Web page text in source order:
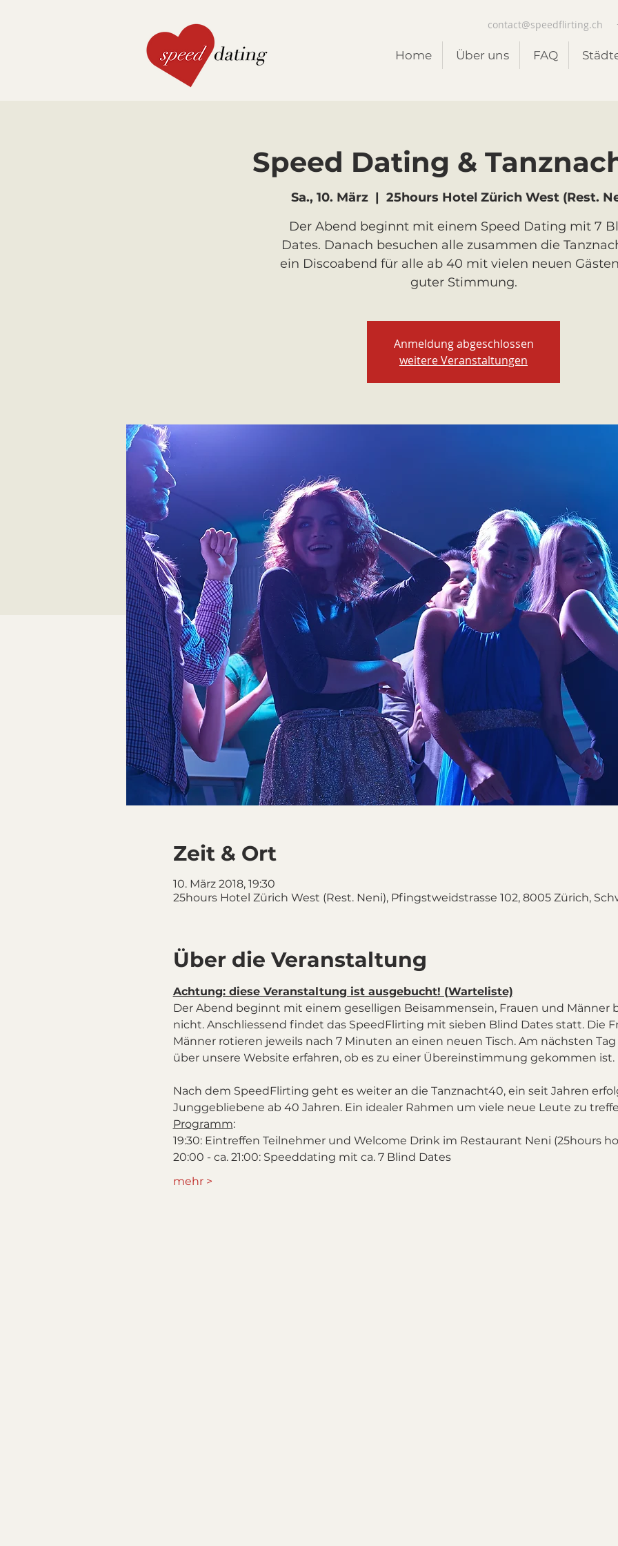
contact@speedflirting.ch
Home Über uns FAQ
Speed Dating &
Sa., 10. März
  |
25hours Hotel Zürich West (Rest.
Der Abend beginnt mit einem Speed Dating mit 7
Dates. Danach besuchen alle zusammen die
ein Discoabend für alle ab 40 mit vielen neuen
guter Stimmung.
Anmeldung abgeschlossen
weitere Veranstaltungen
Zeit & Ort
10. März 2018, 19:30
25hours Hotel Zürich West (Rest. Neni), Pfingstweidstrasse 102, 8005 Zürich,
Über die Veranstaltung
Achtung: diese Veranstaltung ist ausgebucht! (Warteliste)
Der Abend beginnt mit einem geselligen Beisammensein, Frauen und Männer
nicht. Anschliessend findet das SpeedFlirting mit sieben Blind Dates statt. Die
Männer rotieren jeweils nach 7 Minuten an einen neuen Tisch. Am nächsten
über unsere Website erfahren, ob es zu einer Übereinstimmung gekommen ist.
Nach dem SpeedFlirting geht es weiter an die Tanznacht40, ein seit Jahren
Junggebliebene ab 40 Jahren. Ein idealer Rahmen um viele neue Leute zu
Programm:
19:30: Eintreffen Teilnehmer und Welcome Drink im Restaurant Neni (25hours
20:00 - ca. 21:00: Speeddating mit ca. 7 Blind Dates
mehr >